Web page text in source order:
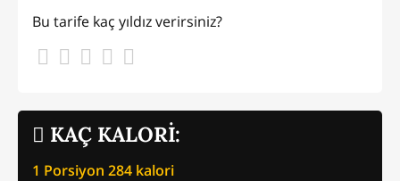
KAÇ KALORİ:
1 Porsiyon 284 kalori
Bu tarife kaç yıldız verirsiniz?